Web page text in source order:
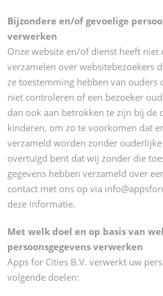
Bijzondere en/of gevoelige
verwerken
Onze website en/of dienst heeft niet
verzamelen over websitebezoekers
ze toestemming hebben van ouders
niet controleren of een bezoeker
dan ook aan betrokken te zijn bij de
kinderen, om zo te voorkomen dat
verzameld worden zonder
overtuigd bent dat wij zonder die
gegevens hebben verzameld over
contact met ons op via
deze informatie.
Met welk doel en op basis van
persoonsgegevens verwerken
Apps for Cities B.V. verwerkt uw
volgende doelen: